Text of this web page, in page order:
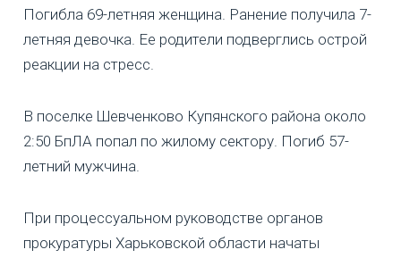
Погибла 69-летняя женщина. Ранение получила 7-
летняя девочка. Ее родители подверглись острой
реакции на стресс.
В поселке Шевченково Купянского района около
2:50 БпЛА попал по жилому сектору. Погиб 57-
летний мужчина.
При процессуальном руководстве органов
прокуратуры Харьковской области начаты